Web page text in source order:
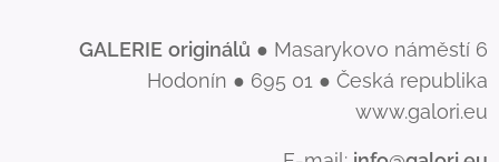
GALERIE originálů ● Masarykovo náměstí 6
Hodonín ● 695 01 ● Česká republika
www.galori.eu